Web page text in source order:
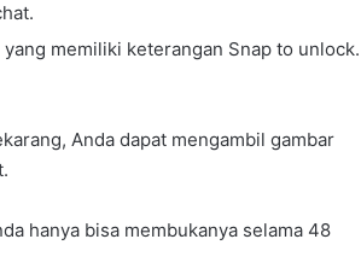
memiliki keterangan Snap to unlock.
Anda dapat mengambil gambar
hanya bisa membukanya selama 48